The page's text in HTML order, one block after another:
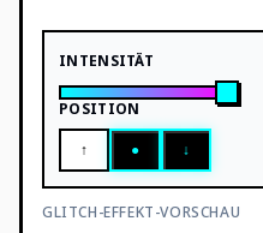
INTENSITÄT
POSITION
↑
● ↓
GLITCH-EFFEKT-VORSCHAU